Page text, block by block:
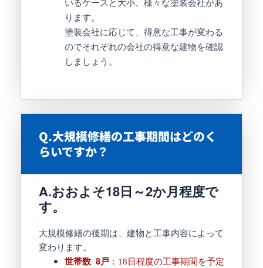
いるケースと大小、様々な塗装会社があ
ります。
塗装会社に応じて、得意な工事が変わる
のでそれぞれの会社の得意な建物を確認
しましょう。
Q.大規模修繕の工事期間はどのく
らいですか？
A.おおよそ18日～2か月程度で
す。
大規模修繕の後期は、建物と工事内容によって
変わります。
世帯数 8戸：18日程度の工事期間を予定